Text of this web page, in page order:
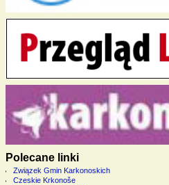
Polecane linki
Związek Gmin Karkonoskich
Czeskie Krkonoše